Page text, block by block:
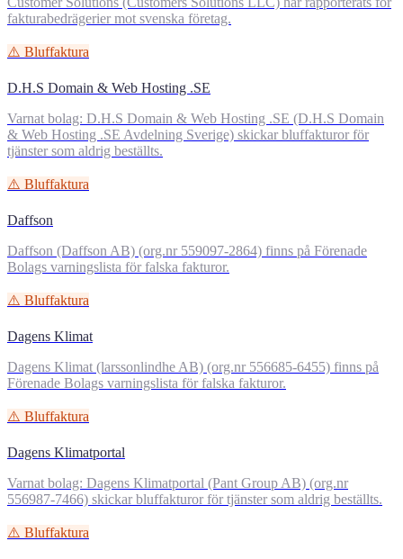
fakturabedrägerier mot svenska företag.
⚠️ Bluffaktura
D.H.S Domain & Web Hosting .SE
Varnat bolag: D.H.S Domain & Web Hosting .SE (D.H.S Domain
& Web Hosting .SE Avdelning Sverige) skickar bluffakturor för
tjänster som aldrig beställts.
⚠️ Bluffaktura
Daffson
Daffson (Daffson AB) (org.nr 559097-2864) finns på Förenade
Bolags varningslista för falska fakturor.
⚠️ Bluffaktura
Dagens Klimat
Dagens Klimat (larssonlindhe AB) (org.nr 556685-6455) finns på
Förenade Bolags varningslista för falska fakturor.
⚠️ Bluffaktura
Dagens Klimatportal
Varnat bolag: Dagens Klimatportal (Pant Group AB) (org.nr
556987-7466) skickar bluffakturor för tjänster som aldrig beställts.
⚠️ Bluffaktura